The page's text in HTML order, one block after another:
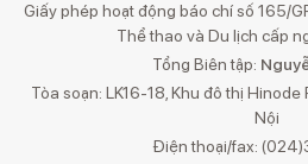
Giấy phép hoạt động báo chí số 165/
Thể thao và Du lịch cấp
Tổng Biên tập:
Tòa soạn: LK16-18, Khu đô thị Hinode
Nội
Điện thoại/fax: